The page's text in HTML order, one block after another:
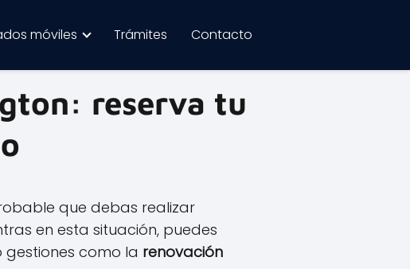
móviles Trámites Contacto
reserva tu
que debas realizar
en esta situación, puedes
como la renovación